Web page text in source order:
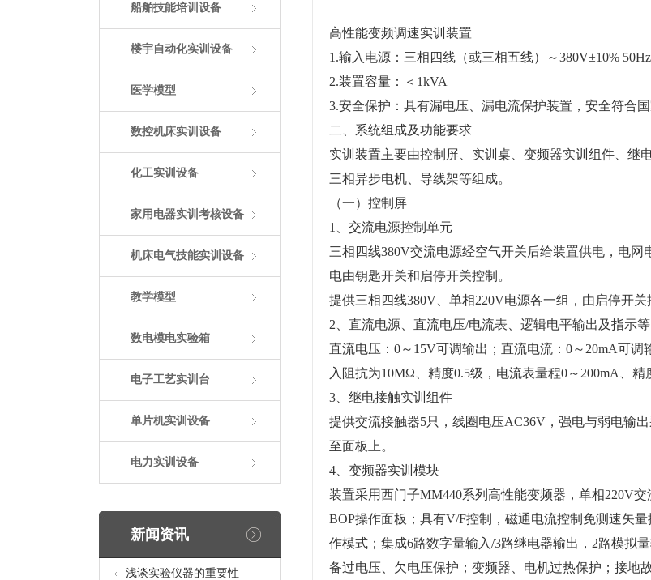
船舶技能培训设备
楼宇自动化实训设备
医学模型
数控机床实训设备
化工实训设备
家用电器实训考核设备
机床电气技能实训设备
教学模型
数电模电实验箱
电子工艺实训台
单片机实训设备
电力实训设备
新闻资讯
浅谈实验仪器的重要性
高性能变频调速实训装置
1.输入电源：三相四线（或三相五线）～380V±10% 50Hz
2.装置容量：＜1kVA
3.安全保护：具有漏电压、漏电流保护装置，安全符合
二、系统组成及功能要求
实训装置主要由控制屏、实训桌、变频器实训组件、继
三相异步电机、导线架等组成。
（一）控制屏
1、交流电源控制单元
三相四线380V交流电源经空气开关后给装置供电，电
电由钥匙开关和启停开关控制。
提供三相四线380V、单相220V电源各一组，由启停开关
2、直流电源、直流电压/电流表、逻辑电平输出及指示等
直流电压：0～15V可调输出；直流电流：0～20mA可
入阻抗为10MΩ、精度0.5级，电流表量程0～200mA、精
3、继电接触实训组件
提供交流接触器5只，线圈电压AC36V，强电与弱电输
至面板上。
4、变频器实训模块
装置采用西门子MM440系列高性能变频器，单相220V
BOP操作面板；具有V/F控制，磁通电流控制免测速矢
作模式；集成6路数字量输入/3路继电器输出，2路模拟
备过电压、欠电压保护；变频器、电机过热保护；接地